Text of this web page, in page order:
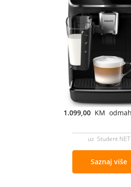
1.099,00 KM odmah
uz Student NET
Saznaj više